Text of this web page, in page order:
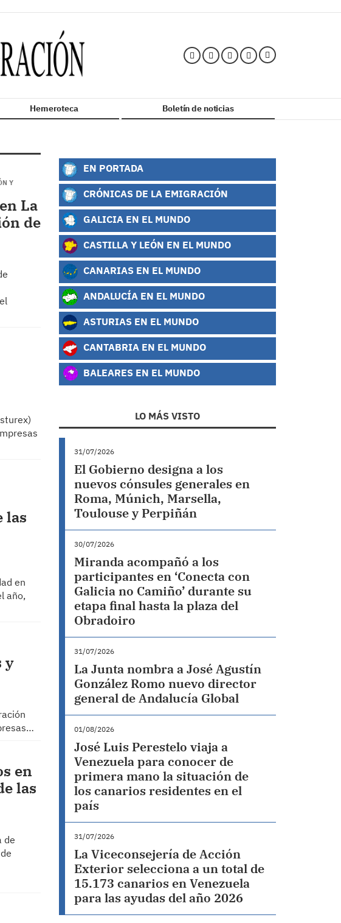
Hemeroteca Boletín de noticias
Y
La
de
las
en
año,
y
en
las
de
EN PORTADA
CRÓNICAS DE LA EMIGRACIÓN
GALICIA EN EL MUNDO
CASTILLA Y LEÓN EN EL MUNDO
CANARIAS EN EL MUNDO
ANDALUCÍA EN EL MUNDO
ASTURIAS EN EL MUNDO
CANTABRIA EN EL MUNDO
BALEARES EN EL MUNDO
LO MÁS VISTO
31/07/2026
El Gobierno designa a los
nuevos cónsules generales en
Roma, Múnich, Marsella,
Toulouse y Perpiñán
30/07/2026
Miranda acompañó a los
participantes en ‘Conecta con
Galicia no Camiño’ durante su
etapa final hasta la plaza del
Obradoiro
31/07/2026
La Junta nombra a José Agustín
González Romo nuevo director
general de Andalucía Global
01/08/2026
José Luis Perestelo viaja a
Venezuela para conocer de
primera mano la situación de
los canarios residentes en el
país
31/07/2026
La Viceconsejería de Acción
Exterior selecciona a un total de
15.173 canarios en Venezuela
para las ayudas del año 2026